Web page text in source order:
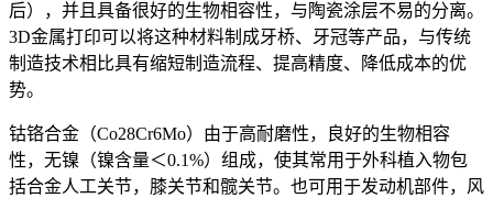
后），并且具备很好的生物相容性，与陶瓷涂层不易的分离。
3D金属打印可以将这种材料制成牙桥、牙冠等产品，与传统
制造技术相比具有缩短制造流程、提高精度、降低成本的优
势。
钴铬合金（Co28Cr6Mo）由于高耐磨性，良好的生物相容
性，无镍（镍含量＜0.1%）组成，使其常用于外科植入物包
括合金人工关节，膝关节和髋关节。也可用于发动机部件，风